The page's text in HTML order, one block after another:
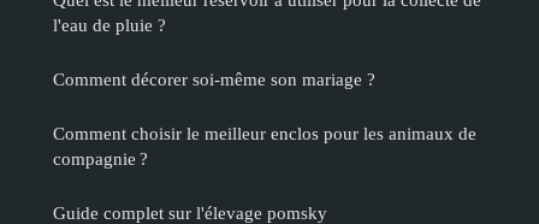
l'eau de pluie ?
Comment décorer soi-même son mariage ?
Comment choisir le meilleur enclos pour les animaux de
compagnie ?
Guide complet sur l'élevage pomsky